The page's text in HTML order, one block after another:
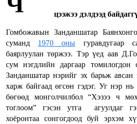
цээжээ дэлдээд байдагг
Гомбожавын Занданшатар
суманд 1970 оны гуравдугаар
баярлуулан төржээ. Тэр үед аав
сум нэгдлийн даргаар
Занданшатар нэрийг эх барьж
харж байгаад өгсөн гэдэг. Уг нэр
бөгөөд монголчилбол “Хэзээ ч
тоглоом” гэсэн утга агуулдаг
хоёронтаа сонгогдоод буй эрхэм